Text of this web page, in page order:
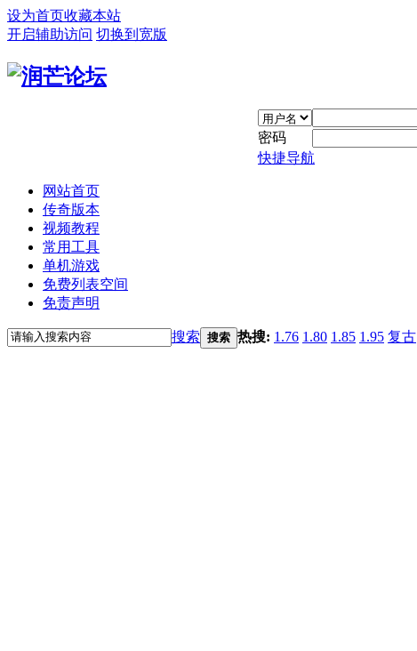
设为首页收藏本站
开启辅助访问 切换到宽版
密码
快捷导航
网站首页
传奇版本
视频教程
常用工具
单机游戏
免费列表空间
免责声明
搜索 搜索 热搜: 1.76 1.80 1.85 1.95 复古